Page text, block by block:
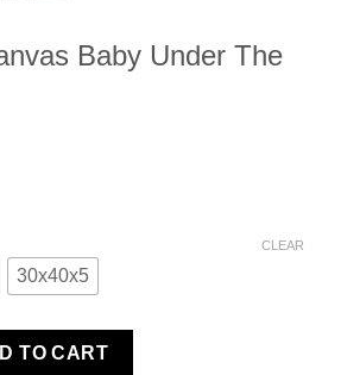
Baby Under The
30x40x5
CLEAR
Under The Sea TB-727 quantity
TO CART